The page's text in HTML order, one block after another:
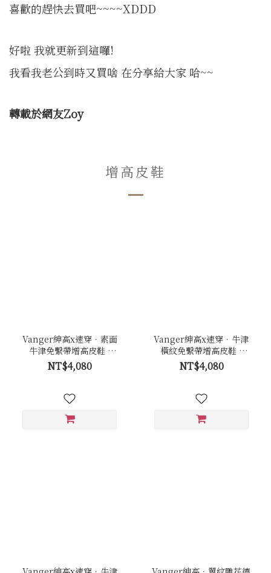
喜歡的趕快去買吧~~~~XDDD
好啦 我就更新到這囉!
我看我老公到時又買啥 在分享給大家 哈~~
轉載於網友Zoy
增高皮鞋
Vanger紳高x速穿．素面
牛津免繫帶增高皮鞋 -
Va294黑
NT$4,080
Vanger紳高x速穿．牛津
橫紋免繫帶增高皮鞋 -
Va289咖
NT$4,080